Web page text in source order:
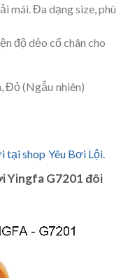
mái. Đa dạng size, phù
độ dẻo cổ chân cho
Đỏ (Ngẫu nhiên)
tại shop Yêu Bơi Lội.
Yingfa G7201 đôi